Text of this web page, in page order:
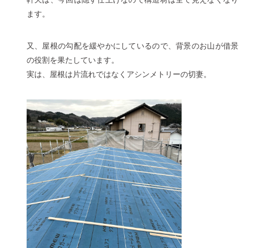
ます。
又、屋根の勾配を緩やかにしているので、背景のお山が借景
の役割を果たしています。
実は、屋根は片流れではなくアシンメトリーの切妻。